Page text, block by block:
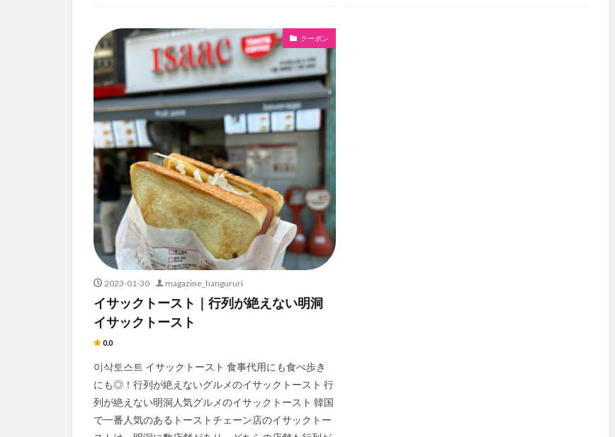
クーポン
2023-01-30 magazine_hangururi
イサックトースト｜行列が絶えない明洞
イサックトースト
0.0
이삭토스트 イサックトースト 食事代用にも食べ歩き
にも◎！行列が絶えないグルメのイサックトースト 行
列が絶えない明洞人気グルメのイサックトースト 韓国
で一番人気のあるトーストチェーン店のイサックトー